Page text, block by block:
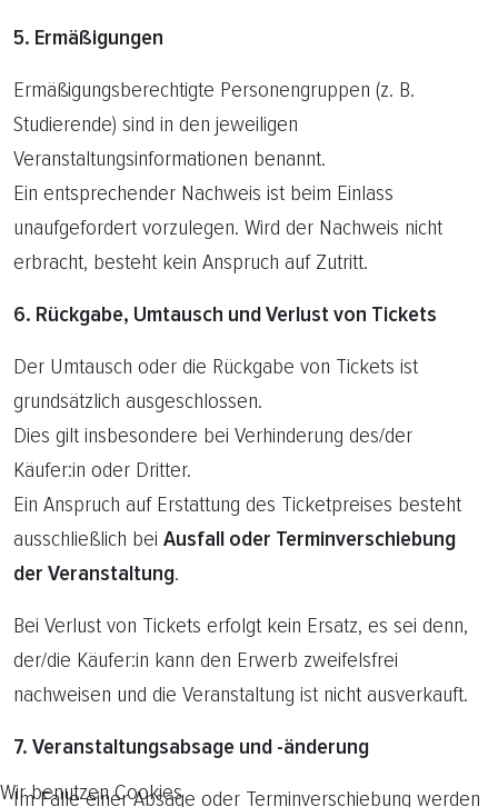
5. Ermäßigungen
Ermäßigungsberechtigte Personengruppen (z. B.
Studierende) sind in den jeweiligen
Veranstaltungsinformationen benannt.
Ein entsprechender Nachweis ist beim Einlass
unaufgefordert vorzulegen. Wird der Nachweis nicht
erbracht, besteht kein Anspruch auf Zutritt.
6. Rückgabe, Umtausch und Verlust von Tickets
Der Umtausch oder die Rückgabe von Tickets ist
grundsätzlich ausgeschlossen.
Dies gilt insbesondere bei Verhinderung des/der
Käufer:in oder Dritter.
Ein Anspruch auf Erstattung des Ticketpreises besteht
ausschließlich bei Ausfall oder Terminverschiebung
der Veranstaltung.
Bei Verlust von Tickets erfolgt kein Ersatz, es sei denn,
der/die Käufer:in kann den Erwerb zweifelsfrei
nachweisen und die Veranstaltung ist nicht ausverkauft.
7. Veranstaltungsabsage und -änderung
Im Falle einer Absage oder Terminverschiebung werden
Wir benutzen Cookies